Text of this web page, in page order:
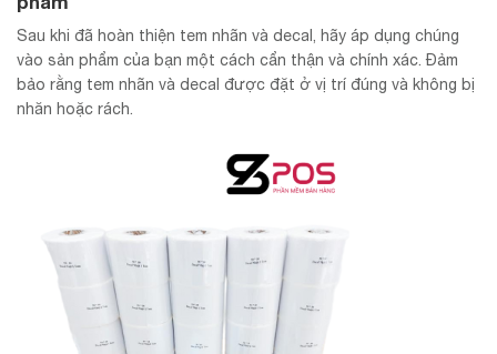
Sau khi đã hoàn thiện tem nhãn và decal, hãy áp dụng chúng
vào sản phẩm của bạn một cách cẩn thận và chính xác. Đảm
bảo rằng tem nhãn và decal được đặt ở vị trí đúng và không bị
nhăn hoặc rách.